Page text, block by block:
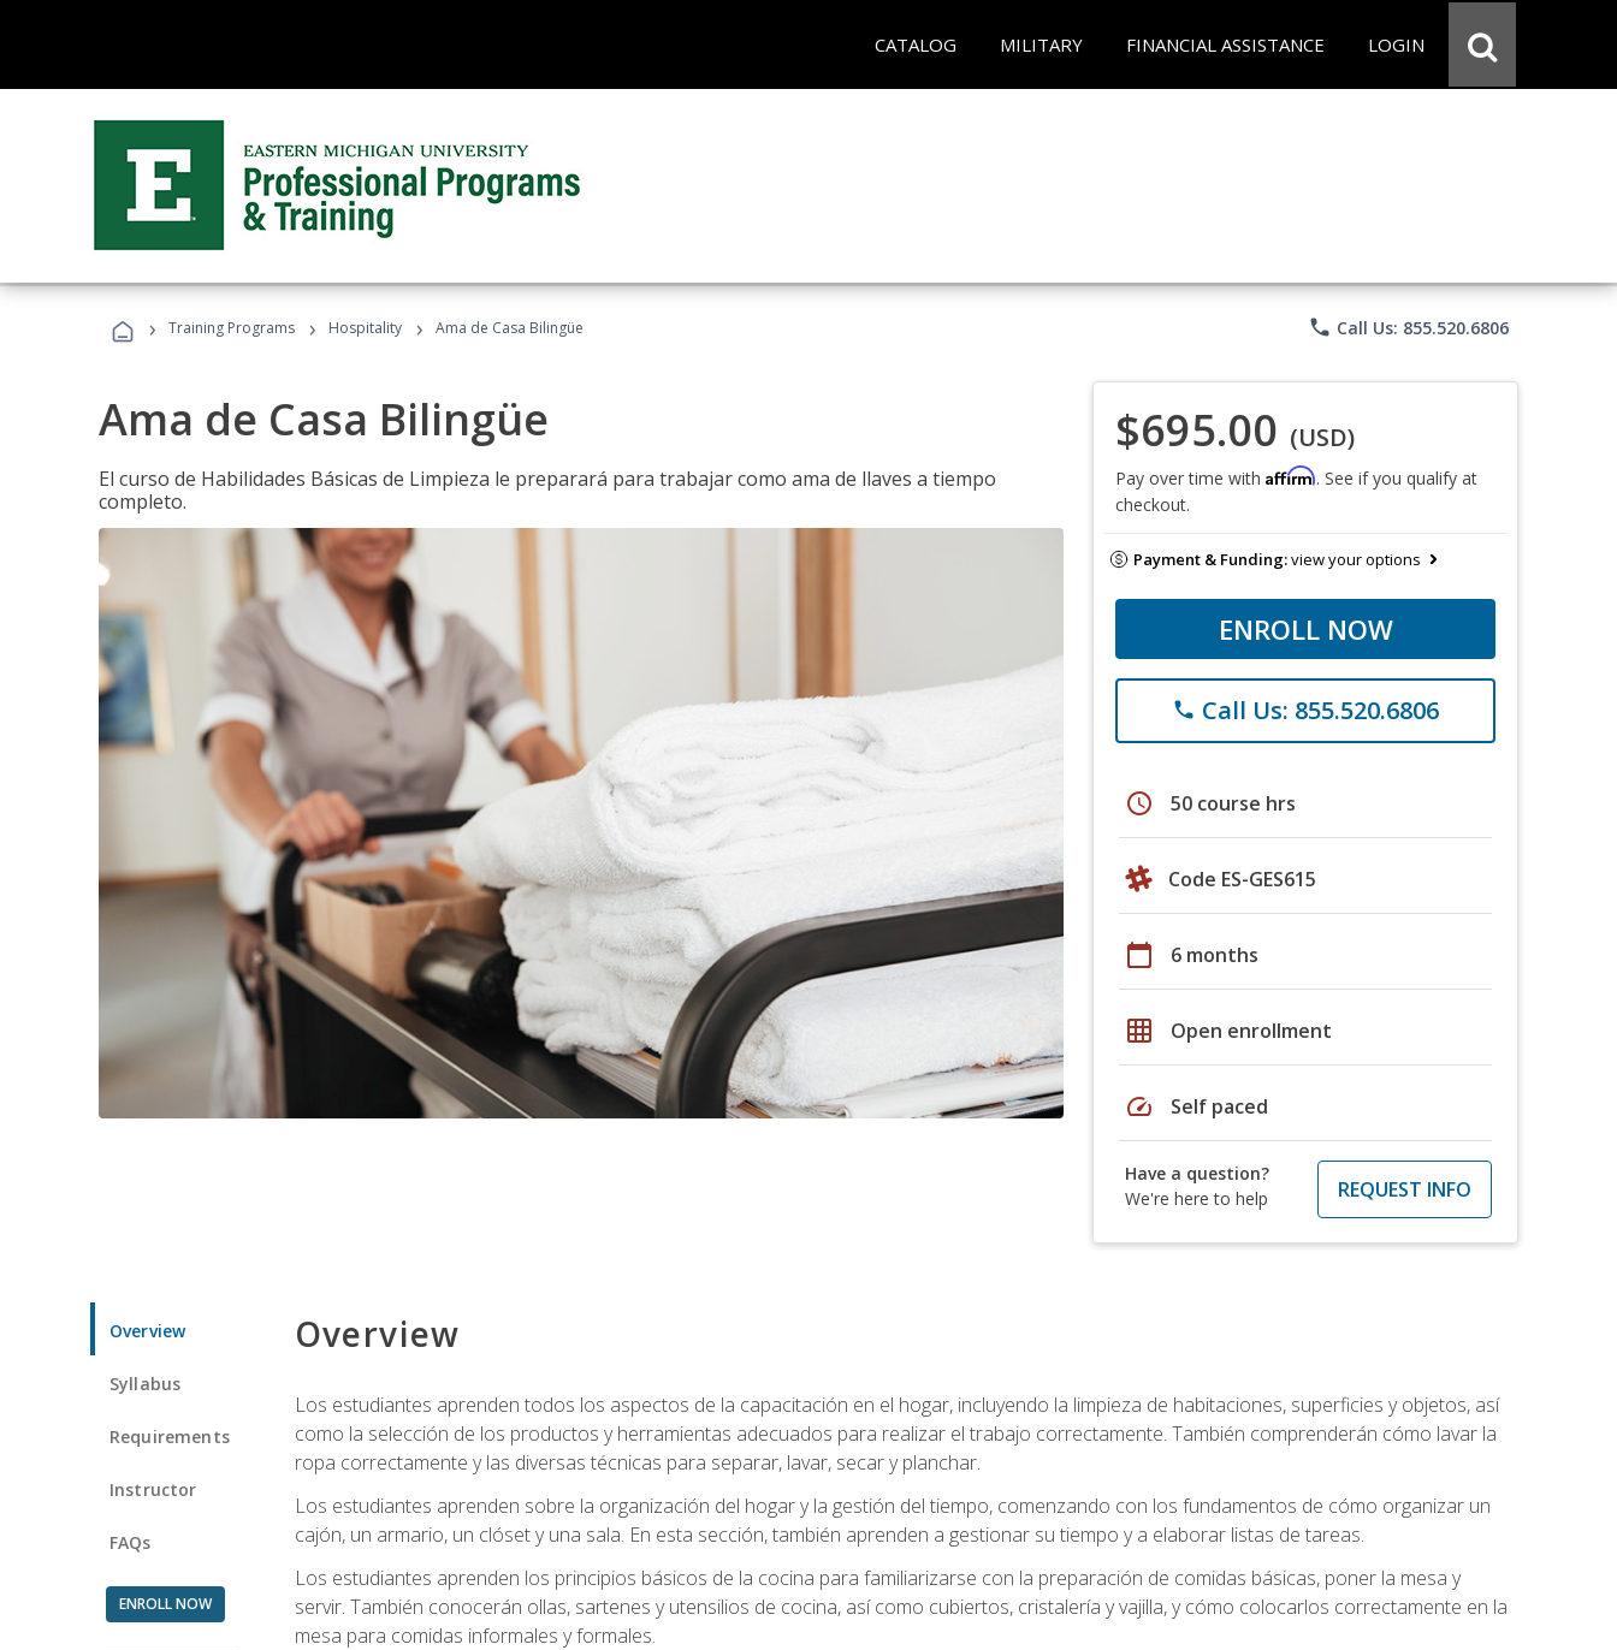
CATALOG MILITARY FINANCIAL ASSISTANCE LOGIN
› Training Programs › Hospitality › Ama de Casa Bilingüe phone Call Us: 855.520.6806
Ama de Casa Bilingüe
El curso de Habilidades Básicas de Limpieza le preparará para trabajar como ama de llaves a tiempo
completo.
$695.00 (USD)
Pay over time with Affirm. See if you qualify at
checkout.
Payment & Funding:view your options
ENROLL NOW
phone Call Us: 855.520.6806
schedule 50 course hrs
Code ES-GES615
calendar_today 6 months
grid_on Open enrollment
speed Self paced
Have a question?
We're here to help
REQUEST INFO
Overview
Syllabus
Requirements
Instructor
FAQs
ENROLL NOW
Overview
Los estudiantes aprenden todos los aspectos de la capacitación en el hogar, incluyendo la limpieza de habitaciones, superficies y objetos, así
como la selección de los productos y herramientas adecuados para realizar el trabajo correctamente. También comprenderán cómo lavar la
ropa correctamente y las diversas técnicas para separar, lavar, secar y planchar.
Los estudiantes aprenden sobre la organización del hogar y la gestión del tiempo, comenzando con los fundamentos de cómo organizar un
cajón, un armario, un clóset y una sala. En esta sección, también aprenden a gestionar su tiempo y a elaborar listas de tareas.
Los estudiantes aprenden los principios básicos de la cocina para familiarizarse con la preparación de comidas básicas, poner la mesa y
servir. También conocerán ollas, sartenes y utensilios de cocina, así como cubiertos, cristalería y vajilla, y cómo colocarlos correctamente en la
mesa para comidas informales y formales.